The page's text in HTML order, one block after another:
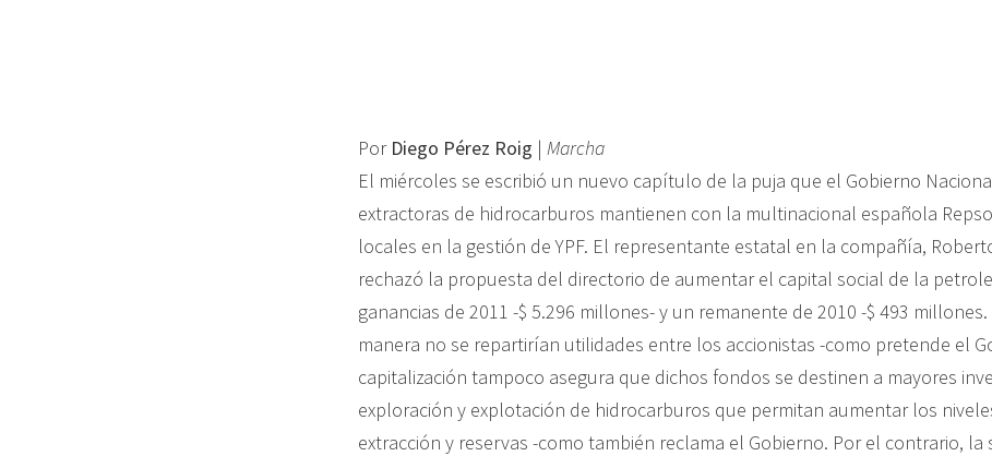
Por Diego Pérez Roig | Marcha
El miércoles se escribió un nuevo capítulo de la puja que el Gobierno
extractoras de hidrocarburos mantienen con la multinacional española
locales en la gestión de YPF. El representante estatal en la compañía,
rechazó la propuesta del directorio de aumentar el capital social de la
ganancias de 2011 -$ 5.296 millones- y un remanente de 2010 -$ 493 millones.
manera no se repartirían utilidades entre los accionistas -como pretende el
capitalización tampoco asegura que dichos fondos se destinen a mayores
exploración y explotación de hidrocarburos que permitan aumentar los
extracción y reservas -como también reclama el Gobierno. Por el contrario, la